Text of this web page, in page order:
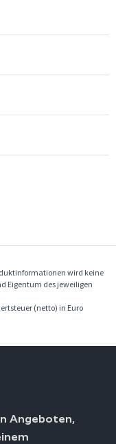
wird keine
Eigentum des jeweiligen
(netto) in Euro
Angeboten,